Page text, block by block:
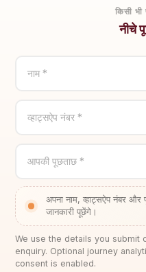
किसी
नीचे
नाम *
व्हाट्सऐप नंबर *
आपकी पूछताछ *
अपना नाम, व्हाट्सऐप नंबर
जानकारी पूछेंगे।
We use the details you submit
enquiry. Optional journey
consent is enabled.